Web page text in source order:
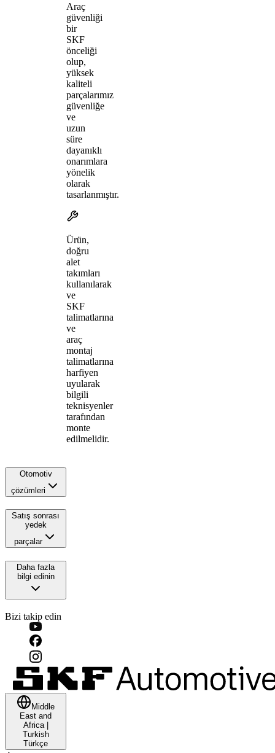
Araç
güvenliği
bir
SKF
önceliği
olup,
yüksek
kaliteli
parçalarımız
güvenliğe
ve
uzun
süre
dayanıklı
onarımlara
yönelik
olarak
tasarlanmıştır.
Ürün,
doğru
alet
takımları
kullanılarak
ve
SKF
talimatlarına
ve
araç
montaj
talimatlarına
harfiyen
uyularak
bilgili
teknisyenler
tarafından
monte
edilmelidir.
Otomotiv
çözümleri
Satış sonrası
yedek
parçalar
Daha fazla
bilgi edinin
Bizi takip edin
Middle
East and
Africa|
Turkish
Türkçe